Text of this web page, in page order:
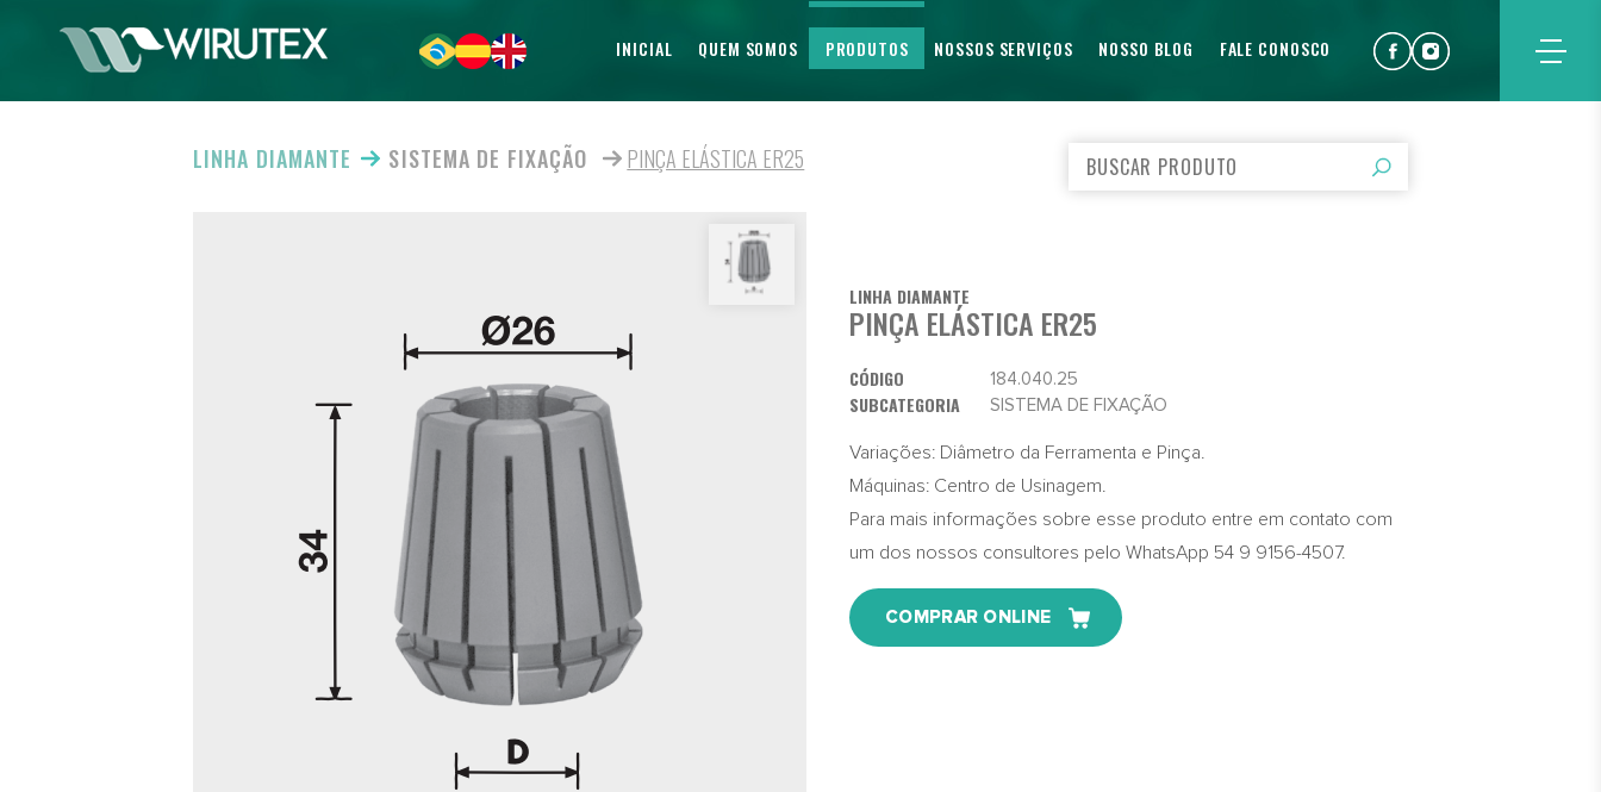
INICIAL QUEM SOMOS PRODUTOS NOSSOS SERVIÇOS NOSSO BLOG FALE CONOSCO
LINHA DIAMANTE SISTEMA DE FIXAÇÃO PINÇA ELÁSTICA ER25
LINHA DIAMANTE
PINÇA ELÁSTICA ER25
CÓDIGO 184.040.25
SUBCATEGORIA SISTEMA DE FIXAÇÃO
Variações: Diâmetro da Ferramenta e Pinça.
Máquinas: Centro de Usinagem.
Para mais informações sobre esse produto entre em contato com
um dos nossos consultores pelo WhatsApp 54 9 9156-4507.
COMPRAR ONLINE